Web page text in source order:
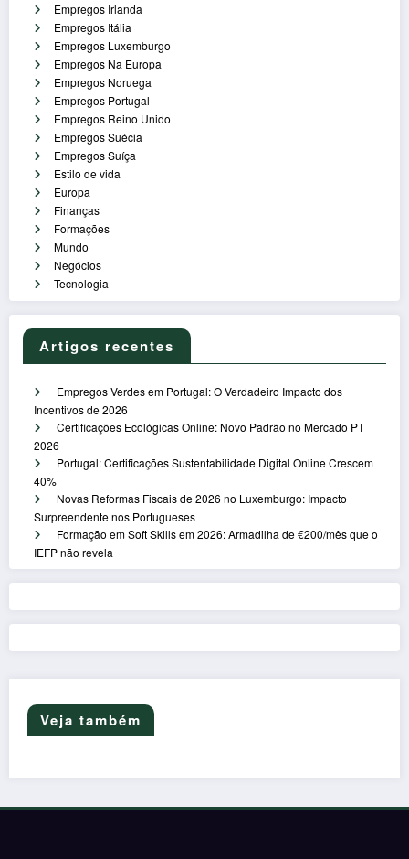
Empregos Irlanda
Empregos Itália
Empregos Luxemburgo
Empregos Na Europa
Empregos Noruega
Empregos Portugal
Empregos Reino Unido
Empregos Suécia
Empregos Suíça
Estilo de vida
Europa
Finanças
Formações
Mundo
Negócios
Tecnologia
Artigos recentes
Empregos Verdes em Portugal: O Verdadeiro Impacto dos
Incentivos de 2026
Certificações Ecológicas Online: Novo Padrão no Mercado PT
2026
Portugal: Certificações Sustentabilidade Digital Online Crescem
40%
Novas Reformas Fiscais de 2026 no Luxemburgo: Impacto
Surpreendente nos Portugueses
Formação em Soft Skills em 2026: Armadilha de €200/mês que o
IEFP não revela
Veja também